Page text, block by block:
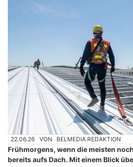
22.06.26 VON BELMEDIA REDAKTION
Frühmorgens, wenn die meisten
bereits aufs Dach. Mit einem Blick